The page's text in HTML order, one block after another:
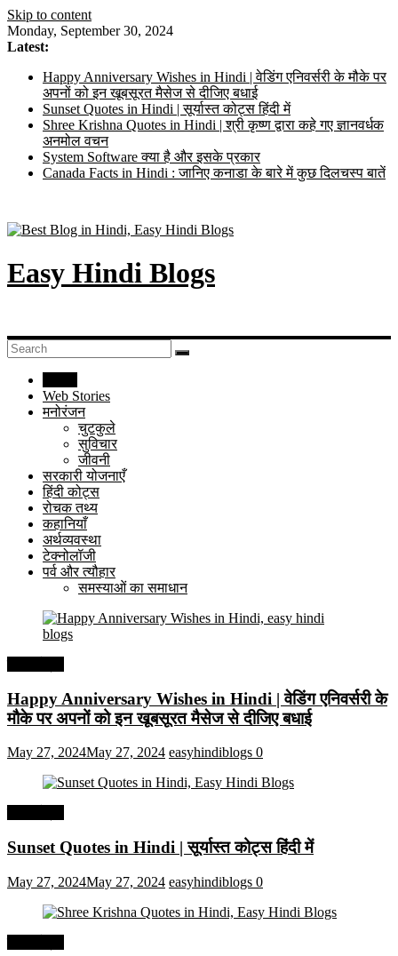
Skip to content
Monday, September 30, 2024
Latest:
Happy Anniversary Wishes in Hindi | वेडिंग एनिवर्सरी के मौके पर
अपनों को इन खूबसूरत मैसेज से दीजिए बधाई
Sunset Quotes in Hindi | सूर्यास्त कोट्स हिंदी में
Shree Krishna Quotes in Hindi | श्री कृष्ण द्वारा कहे गए ज्ञानवर्धक
अनमोल वचन
System Software क्या है और इसके प्रकार
Canada Facts in Hindi : जानिए कनाडा के बारे में कुछ दिलचस्प बातें
Easy Hindi Blogs
Web Stories
मनोरंजन
चुटकुले
सुविचार
जीवनी
सरकारी योजनाएँ
हिंदी कोट्स
रोचक तथ्य
कहानियाँ
अर्थव्यवस्था
टेक्नोलॉजी
पर्व और त्यौहार
समस्याओं का समाधान
Happy Anniversary Wishes in Hindi | वेडिंग एनिवर्सरी के
मौके पर अपनों को इन खूबसूरत मैसेज से दीजिए बधाई
May 27, 2024May 27, 2024 easyhindiblogs 0
Sunset Quotes in Hindi | सूर्यास्त कोट्स हिंदी में
May 27, 2024May 27, 2024 easyhindiblogs 0